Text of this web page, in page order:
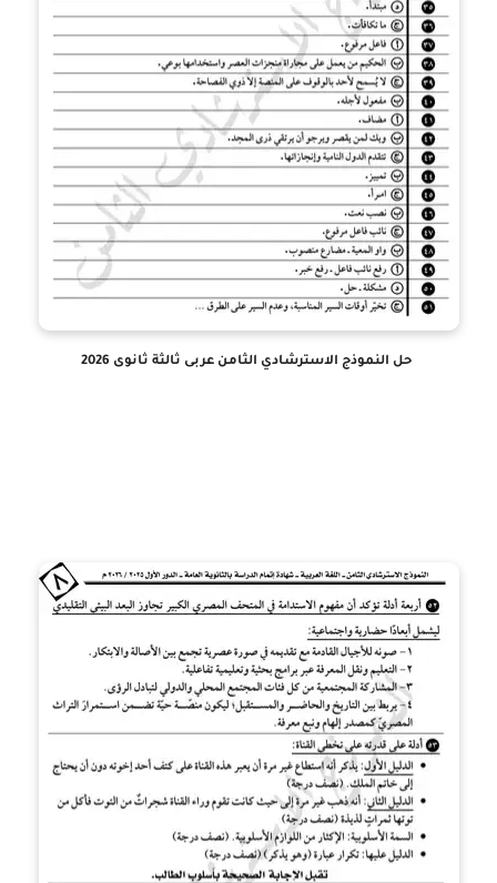
حل النموذج الاسترشادي الثامن عربى ثالثة ثانوى 2026